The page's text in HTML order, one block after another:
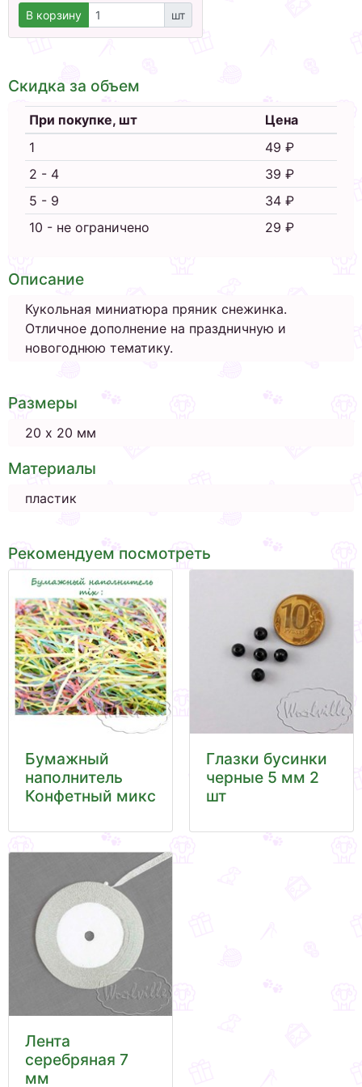
В корзину шт
Скидка за объем
При покупке, шт
Цена
1
49 ₽
2 - 4
39 ₽
5 - 9
34 ₽
10 - не ограничено
29 ₽
Описание
Кукольная миниатюра пряник снежинка.
Отличное дополнение на праздничную и
новогоднюю тематику.
Размеры
20 х 20 мм
Материалы
пластик
Рекомендуем посмотреть
Бумажный
наполнитель
Конфетный микс
Глазки бусинки
черные 5 мм 2
шт
Лента
серебряная 7
мм